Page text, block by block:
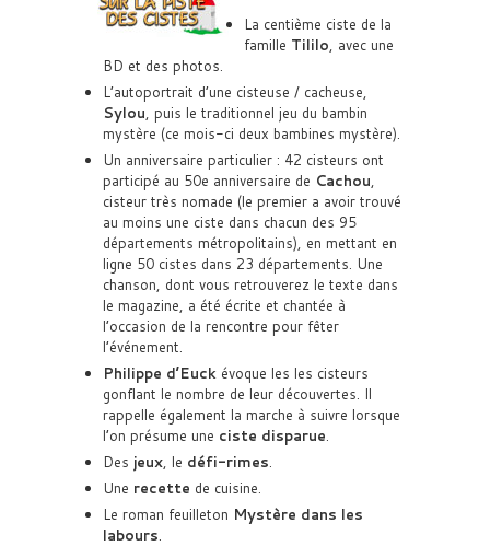
La centième ciste de la
famille Tililo, avec une
BD et des photos.
L’autoportrait d’une cisteuse / cacheuse,
Sylou, puis le traditionnel jeu du bambin
mystère (ce mois-ci deux bambines mystère).
Un anniversaire particulier : 42 cisteurs ont
participé au 50e anniversaire de Cachou,
cisteur très nomade (le premier a avoir trouvé
au moins une ciste dans chacun des 95
départements métropolitains), en mettant en
ligne 50 cistes dans 23 départements. Une
chanson, dont vous retrouverez le texte dans
le magazine, a été écrite et chantée à
l’occasion de la rencontre pour fêter
l’événement.
Philippe d’Euck évoque les les cisteurs
gonflant le nombre de leur découvertes. Il
rappelle également la marche à suivre lorsque
l’on présume une ciste disparue.
Des jeux, le défi-rimes.
Une recette de cuisine.
Le roman feuilleton Mystère dans les
labours.